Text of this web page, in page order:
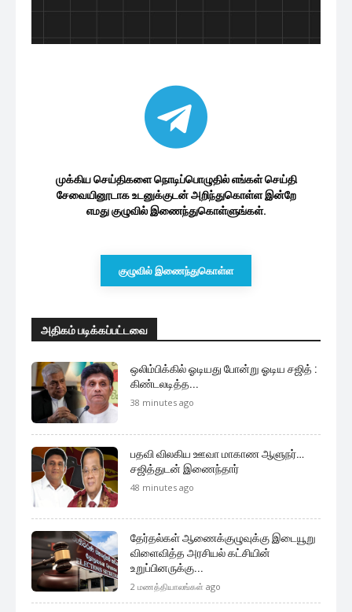
முக்கிய செய்திகளை நொடிப்பொழுதில் எங்கள் செய்தி
சேவையினூடாக உடனுக்குடன் அறிந்துகொள்ள இன்றே
எமது குழுவில் இணைந்துகொள்ளுங்கள்.
குழுவில் இணைந்துகொள்ள
அதிகம் படிக்கப்பட்டவை
ஒலிம்பிக்கில் ஓடியது போன்று ஓடிய சஜித் :
கிண்டலடித்த...
38 minutes ago
பதவி விலகிய ஊவா மாகாண ஆளுநர்…
சஜித்துடன் இணைந்தார்
48 minutes ago
தேர்தல்கள் ஆணைக்குழுவுக்கு இடையூறு
விளைவித்த அரசியல் கட்சியின்
உறுப்பினருக்கு...
2 மணத்தியாலங்கள் ago